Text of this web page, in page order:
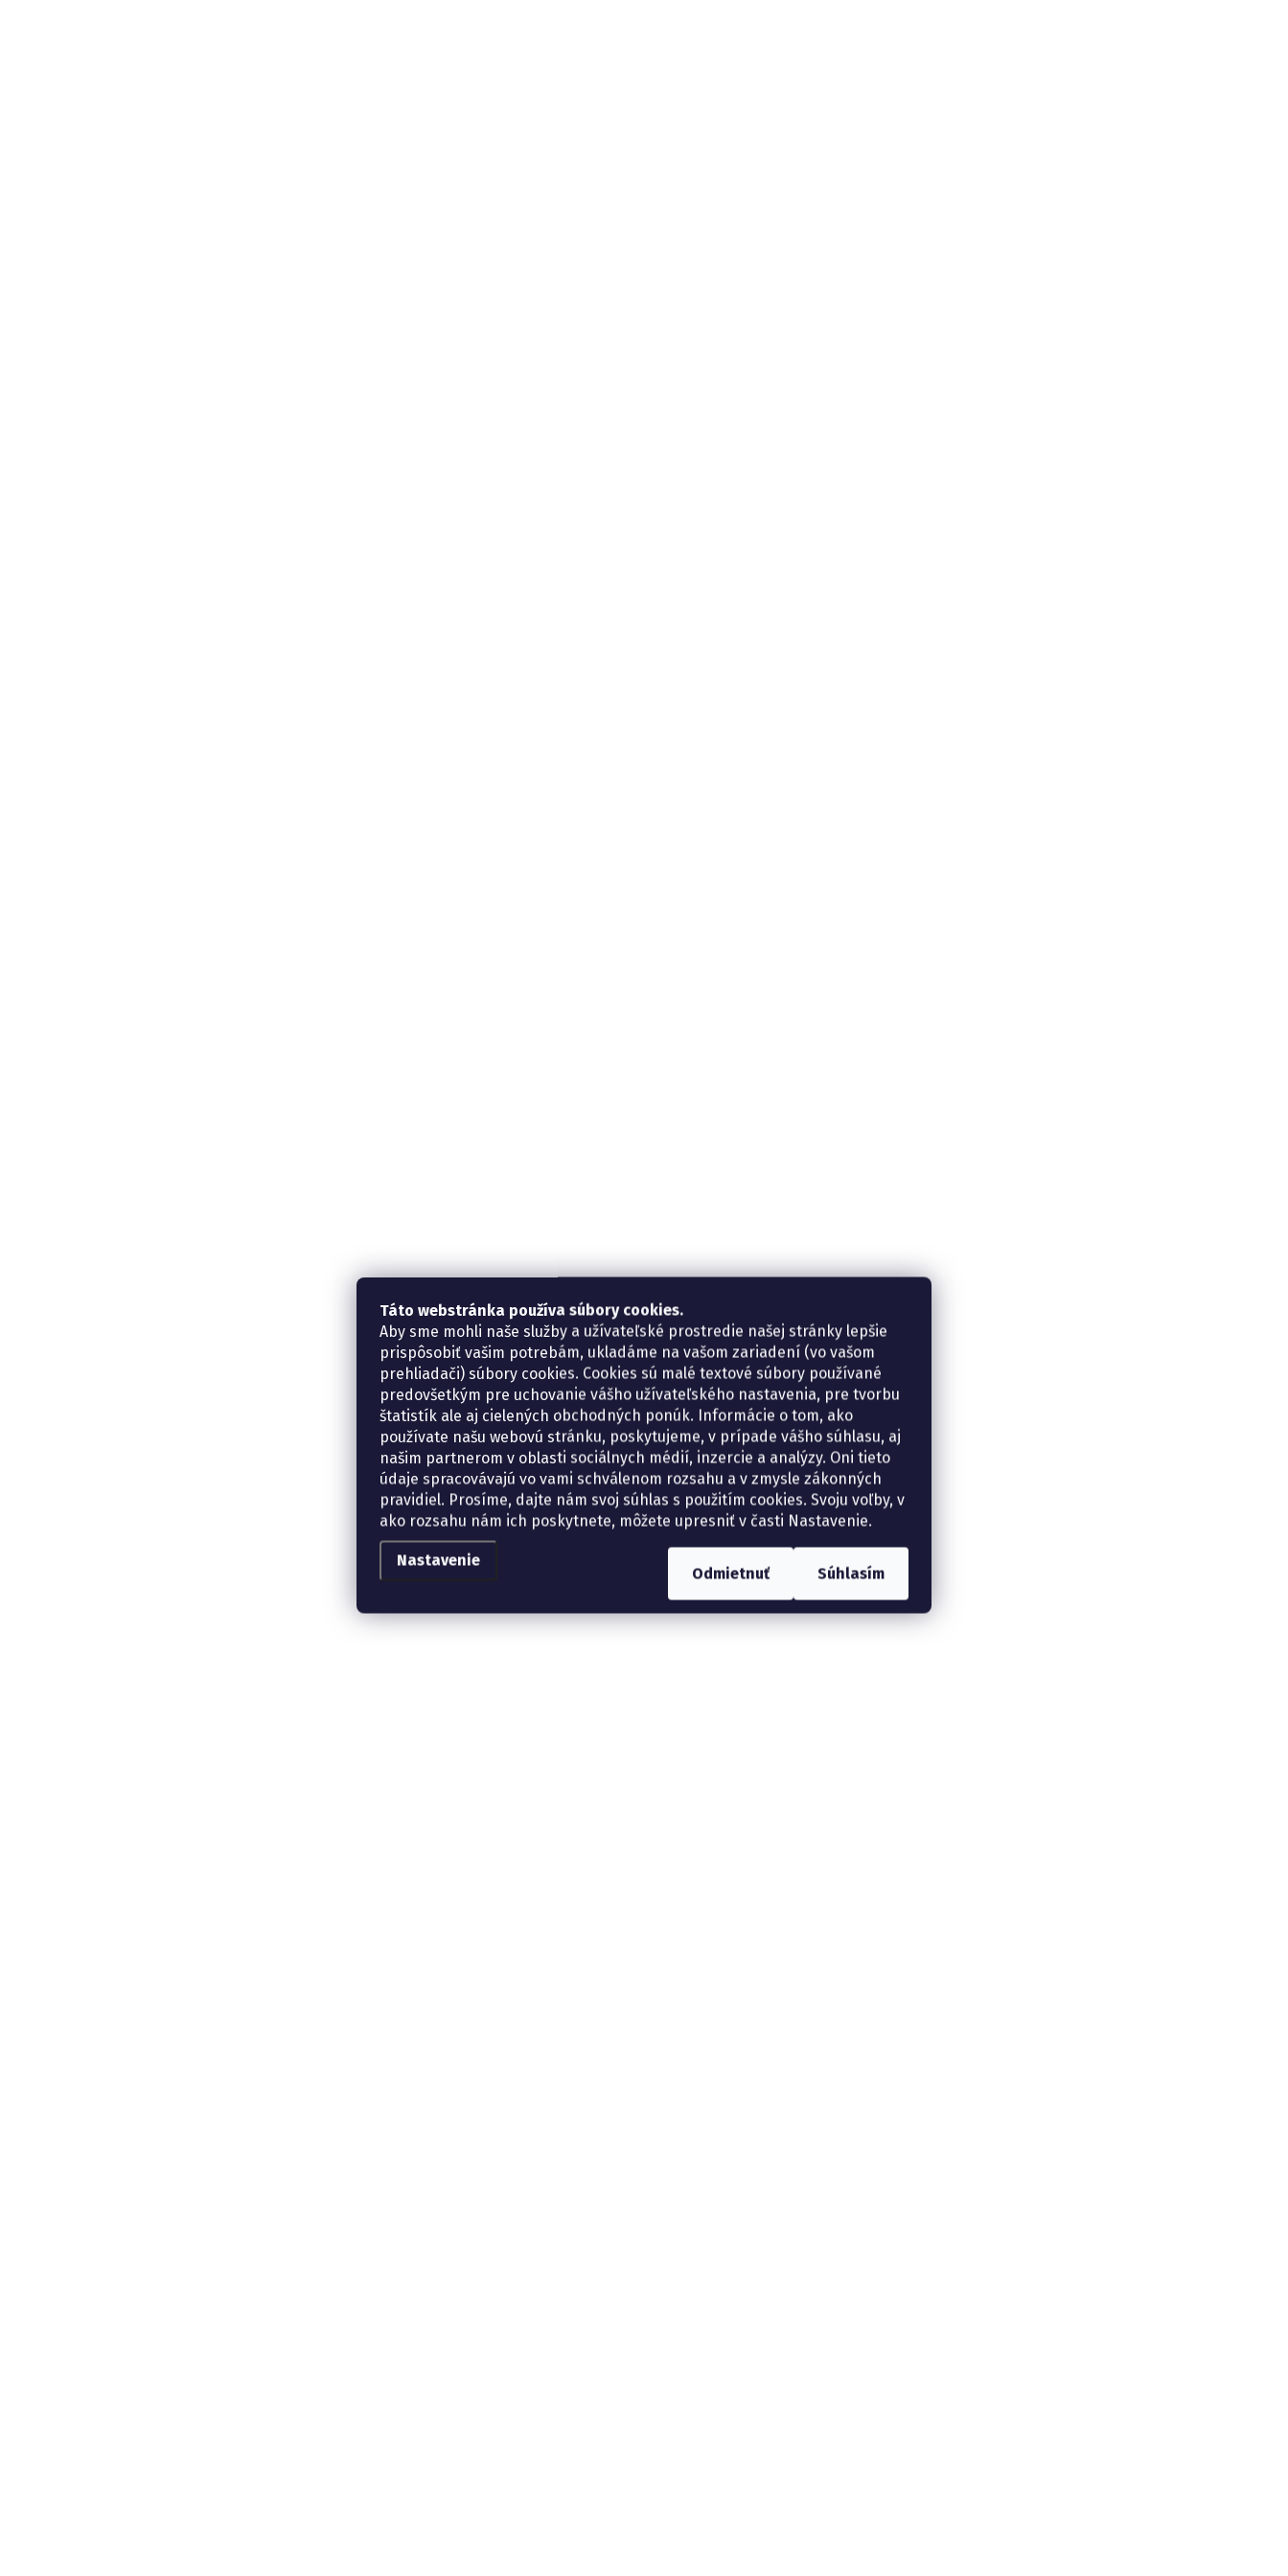
Táto webstránka používa súbory cookies.
Aby sme mohli naše služby a užívateľské prostredie našej stránky lepšie
prispôsobiť vašim potrebám, ukladáme na vašom zariadení (vo vašom
prehliadači) súbory cookies. Cookies sú malé textové súbory používané
predovšetkým pre uchovanie vášho užívateľského nastavenia, pre tvorbu
štatistík ale aj cielených obchodných ponúk. Informácie o tom, ako
používate našu webovú stránku, poskytujeme, v prípade vášho súhlasu, aj
našim partnerom v oblasti sociálnych médií, inzercie a analýzy. Oni tieto
údaje spracovávajú vo vami schválenom rozsahu a v zmysle zákonných
pravidiel. Prosíme, dajte nám svoj súhlas s použitím cookies. Svoju voľby, v
ako rozsahu nám ich poskytnete, môžete upresniť v časti Nastavenie.
Nastavenie
Odmietnuť Súhlasím